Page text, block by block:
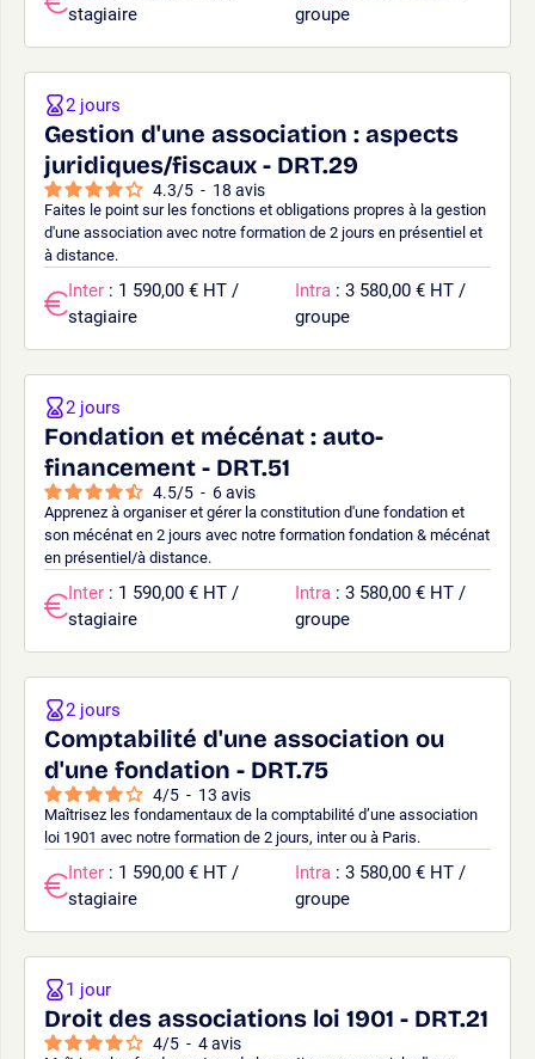
stagiaire
groupe
Gestion d'une association : aspects
juridiques/fiscaux - DRT.29
4.3/5 - 18 avis
Faites le point sur les fonctions et obligations propres à la gestion
d'une association avec notre formation de 2 jours en présentiel et
à distance.
2 jours
Inter : 1 590,00 € HT /
stagiaire
Intra : 3 580,00 € HT /
groupe
Fondation et mécénat : auto-
financement - DRT.51
4.5/5 - 6avis
Apprenez à organiser et gérer la constitution d'une fondation et
son mécénat en 2 jours avec notre formation fondation & mécénat
en présentiel/à distance.
2 jours
Inter : 1 590,00 € HT /
stagiaire
Intra : 3 580,00 € HT /
groupe
Comptabilité d'une association ou
d'une fondation - DRT.75
4/5 - 13 avis
Maîtrisez les fondamentaux de la comptabilité d’une association
loi 1901 avec notre formation de 2 jours, inter ou à Paris.
2 jours
Inter : 1 590,00 € HT /
stagiaire
Intra : 3 580,00 € HT /
groupe
Droit des associations loi 1901 - DRT.21
4/5 - 4avis
1 jour